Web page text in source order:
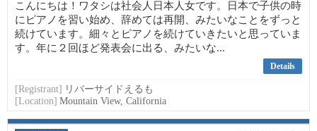
こんにちは！ワタシは社会人日本人女です。日本で子供の時
にピアノを習い始め、辞めては再開、みたいなことをずっと
続けています。細々とピアノを続けていきたいと思っていま
す。年に２回ほど発表会に出る、みたいな...
Details
[Registrant] リバーサイドえるも
[Location] Mountain View, California